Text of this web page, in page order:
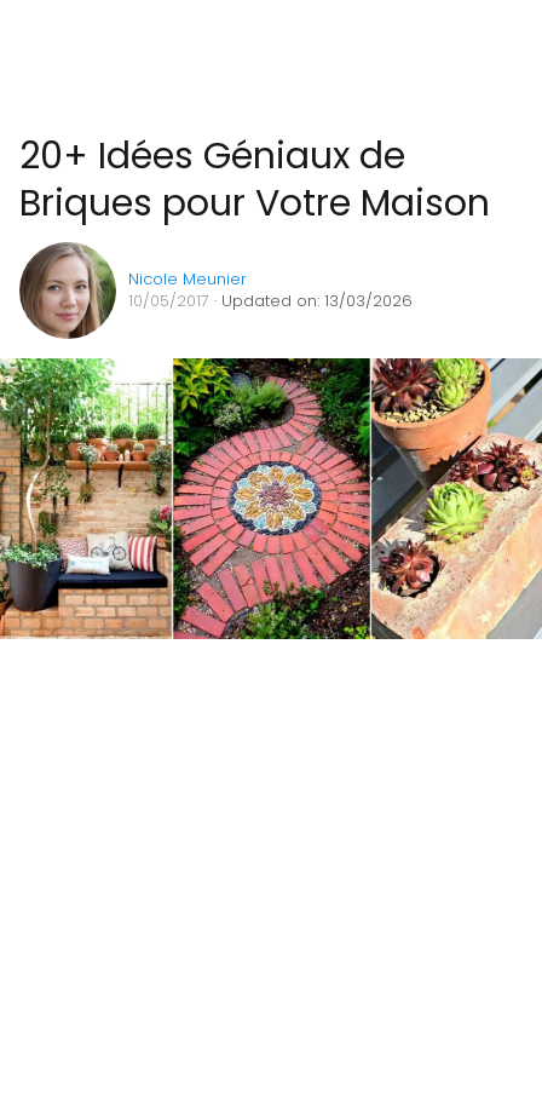
20+ Idées Géniaux de
Briques pour Votre Maison
Nicole Meunier
10/05/2017 · Updated on: 13/03/2026